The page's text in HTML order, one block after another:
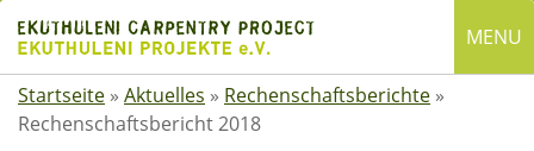
content
MENU
English
Deutsch
Startseite » Aktuelles » Rechenschaftsberichte »
Rechenschaftsbericht 2018